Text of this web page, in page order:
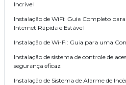
Incrível
Instalação de WiFi: Guia Completo
Internet Rápida e Estável
Instalação de Wi-Fi: Guia para uma
Instalação de sistema de controle de
segurança eficaz
Instalação de Sistema de Alarme de